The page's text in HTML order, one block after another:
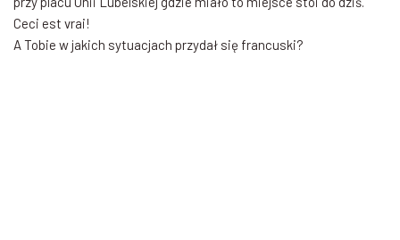
Ceci est vrai!
A Tobie w jakich sytuacjach przydał się francuski?